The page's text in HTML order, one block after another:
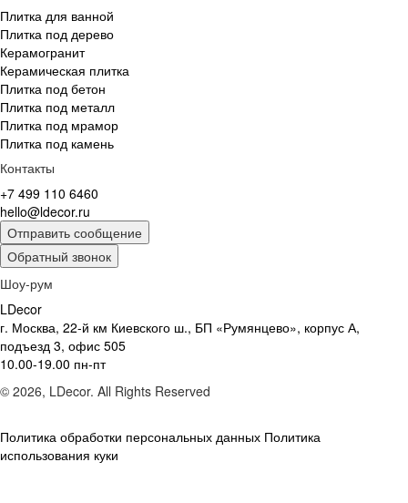
Плитка для ванной
Плитка под дерево
Керамогранит
Керамическая плитка
Плитка под бетон
Плитка под металл
Плитка под мрамор
Плитка под камень
Контакты
+7 499 110 6460
hello@ldecor.ru
Отправить сообщение
Обратный звонок
Шоу-рум
LDecor
г. Москва, 22-й км Киевского ш., БП «Румянцево», корпус А,
подъезд 3, офис 505
10.00-19.00 пн-пт
© 2026, LDecor. All Rights Reserved
Политика обработки персональных данных Политика
использования куки